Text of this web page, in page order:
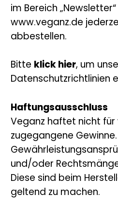
im Bereich
www.veganz.de
abbestellen.
Bitte klick hier, um
Datenschutzrichtlinien
Haftungsausschluss
Veganz haftet nicht
zugegangene
und/oder
Diese sind beim
geltend zu machen.